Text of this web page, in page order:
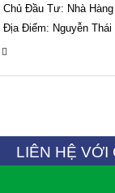
Chủ Đầu Tư: Nhà
Địa Điểm: Nguyễn Thái
LIÊN HỆ VỚI